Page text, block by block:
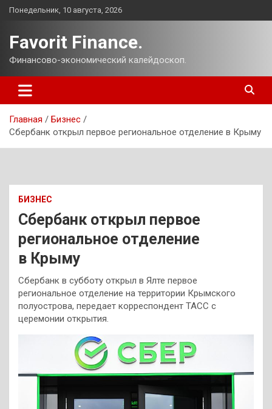
Перейти
Понедельник, 10 августа, 2026
Favorit Finance.
Финансово-экономический калейдоскоп.
Главная
Бизнес
Сбербанк открыл первое региональное отделение в Крыму
БИЗНЕС
Сбербанк открыл первое
региональное отделение
в Крыму
Сбербанк в субботу открыл в Ялте первое
региональное отделение на территории Крымского
полуострова, передает корреспондент ТАСС с
церемонии открытия.